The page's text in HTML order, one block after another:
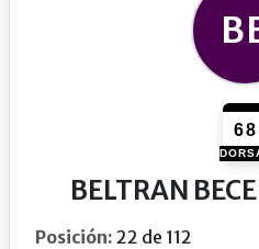
68
BELTRAN
Posición: 22 de 112